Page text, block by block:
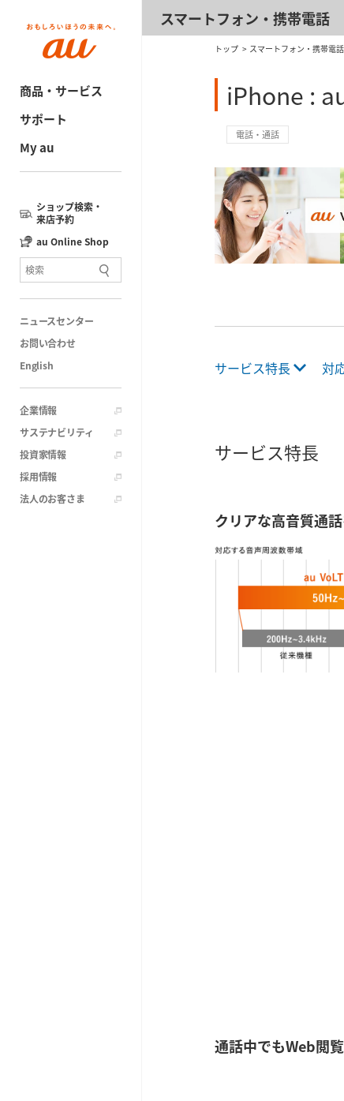
商品・サービス
サポート
My au
ショップ検索・
来店予約
au Online Shop
ニュースセンター
お問い合わせ
English
企業情報
サステナビリティ
投資家情報
採用情報
法人のお客さま
スマートフォン・携帯電話
トップ スマートフォン・携帯電話
iPhone :
電話・通話
サービス特長 対
サービス特長
クリアな高音質通
通話中でもWeb閲